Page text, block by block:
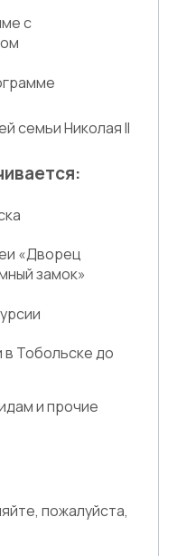
с
семьи Николая II
«Дворец
замок»
Тобольске до
и прочие
пожалуйста,